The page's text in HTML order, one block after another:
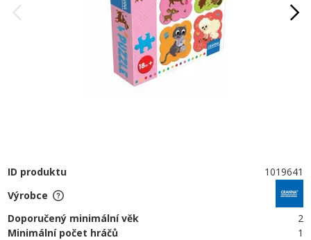
ID produktu
1019641
Výrobce
Doporučený minimální věk
2
Minimální počet hráčů
1